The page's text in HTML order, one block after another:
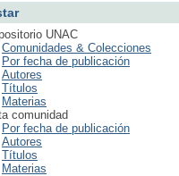
UNAC
Comunidades & Colecciones
Por fecha de publicación
Autores
Títulos
Materias
comunidad
Por fecha de publicación
Autores
Títulos
Materias